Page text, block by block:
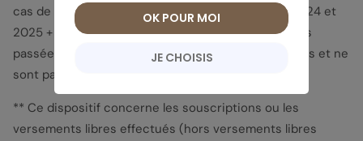
cas de maintien du taux du fonds en euros pour 2024 et
2025 + une bonification de 1,50%. Les performances
passées ne préjugent pas des performances futures et ne
sont pas constantes dans le temps.
** Ce dispositif concerne les souscriptions ou les
versements libres effectués (hors versements libres
JE CHOISIS
OK POUR MOI